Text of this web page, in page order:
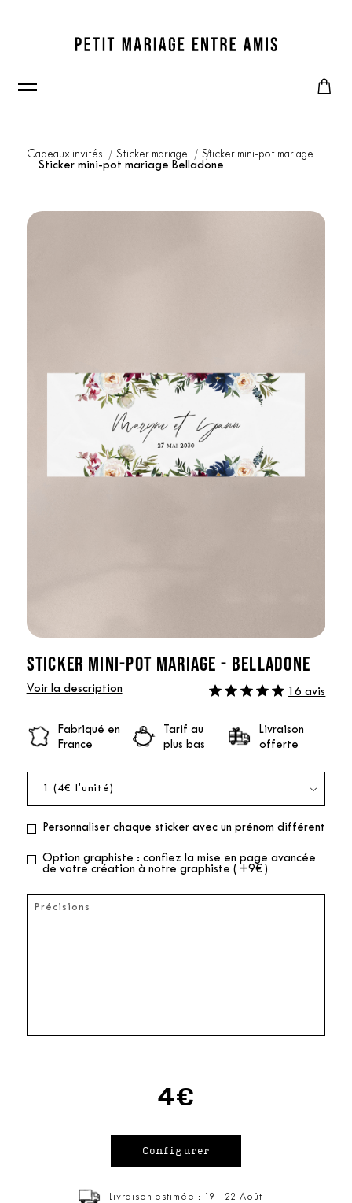
Cadeaux invités Sticker mariage
Sticker mini-pot mariage
Sticker mini-pot mariage Belladone
STICKER MINI-POT MARIAGE - BELLADONE
Voir la description 16 avis
Fabriqué en
France
Tarif au
plus bas
Livraison
offerte
Personnaliser chaque sticker avec un prénom différent
Option graphiste : confiez la mise en page avancée
de votre création à notre graphiste ( +9€ )
4€
Livraison estimée : 19 - 22 Août